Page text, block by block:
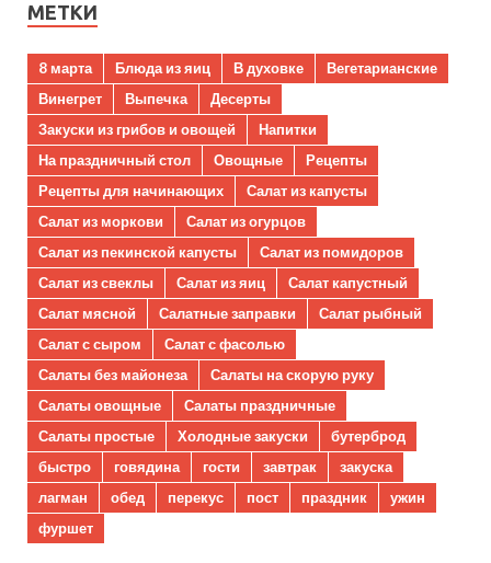
МЕТКИ
8 марта Блюда из яиц В духовке
Вегетарианские
Винегрет
Выпечка
Десерты
Закуски из грибов и овощей
Напитки
На праздничный стол
Овощные
Рецепты
Рецепты для начинающих
Салат из капусты
Салат из моркови
Салат из огурцов
Салат из пекинской капусты
Салат из помидоров
Салат из свеклы
Салат из яиц
Салат капустный
Салат мясной
Салатные заправки
Салат рыбный
Салат с сыром
Салат с фасолью
Салаты без майонеза
Салаты на скорую руку
Салаты овощные
Салаты праздничные
Салаты простые
Холодные закуски
бутерброд
быстро
говядина гости завтрак
закуска
лагман
обед перекус пост праздник
ужин
фуршет